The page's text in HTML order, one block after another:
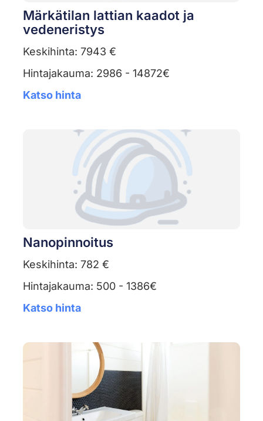
Märkätilan lattian kaadot ja
vedeneristys
Keskihinta: 7943 €
Hintajakauma: 2986 - 14872€
Katso hinta
Nanopinnoitus
Keskihinta: 782 €
Hintajakauma: 500 - 1386€
Katso hinta